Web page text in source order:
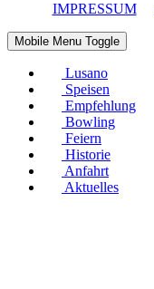
IMPRESSUM
Mobile Menu Toggle
Lusano
Speisen
Empfehlung
Bowling
Feiern
Historie
Anfahrt
Aktuelles